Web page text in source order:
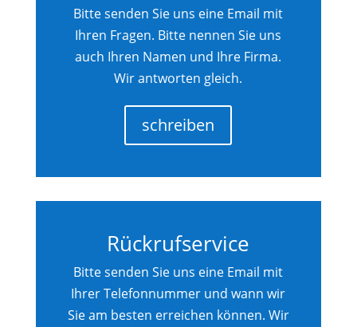
Bitte senden Sie uns eine Email mit
Ihren Fragen. Bitte nennen Sie uns
auch Ihren Namen und Ihre Firma.
Wir antworten gleich.
schreiben
Rückrufservice
Bitte senden Sie uns eine Email mit
Ihrer Telefonnummer und wann wir
Sie am besten erreichen können. Wir